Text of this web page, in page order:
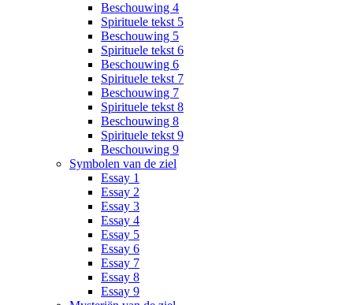
Beschouwing 4
Spirituele tekst 5
Beschouwing 5
Spirituele tekst 6
Beschouwing 6
Spirituele tekst 7
Beschouwing 7
Spirituele tekst 8
Beschouwing 8
Spirituele tekst 9
Beschouwing 9
Symbolen van de ziel
Essay 1
Essay 2
Essay 3
Essay 4
Essay 5
Essay 6
Essay 7
Essay 8
Essay 9